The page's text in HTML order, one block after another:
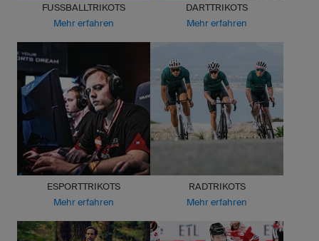
FUSSBALLTRIKOTS
Mehr erfahren
DARTTRIKOTS
Mehr erfahren
ESPORTTRIKOTS
Mehr erfahren
RADTRIKOTS
Mehr erfahren